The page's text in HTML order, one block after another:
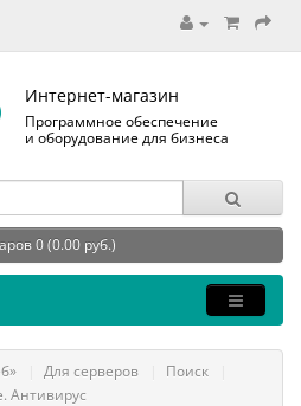
Интернет-магазин
Программное обеспечение
и оборудование для бизнеса
0 (0.00 руб.)
Для серверов
Поиск
Антивирус